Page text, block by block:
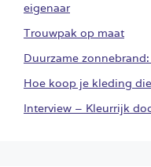
eigenaar
Trouwpak op maat
Duurzame
Hoe koop je kleding
Interview – Kleurrijk